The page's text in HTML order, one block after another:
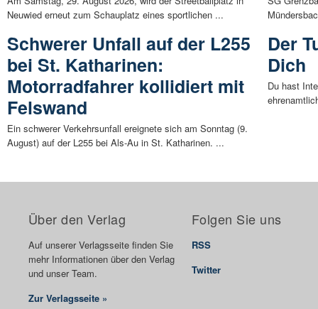
Neuwied erneut zum Schauplatz eines sportlichen ...
Schwerer Unfall auf der L255
bei St. Katharinen:
Motorradfahrer kollidiert mit
Felswand
Ein schwerer Verkehrsunfall ereignete sich am Sonntag (9.
August) auf der L255 bei Als-Au in St. Katharinen. ...
Der
Dich
Du hast
Über den Verlag
Auf unserer Verlagsseite finden Sie
mehr Informationen über den Verlag
und unser Team.
Zur Verlagsseite »
Folgen Sie uns
RSS
Twitter